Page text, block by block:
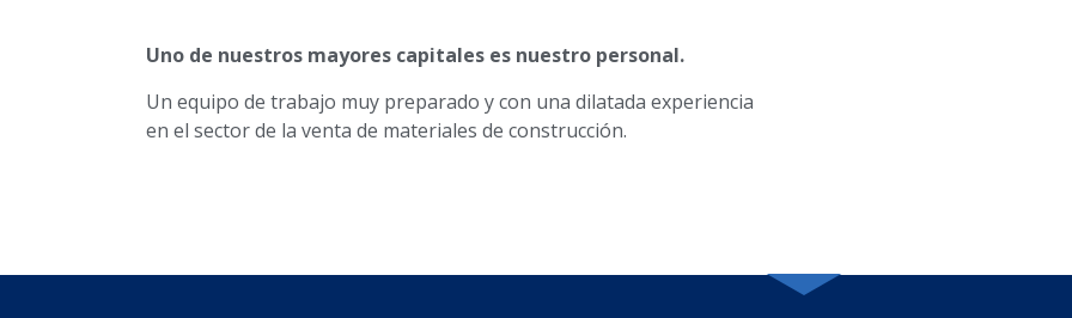
Uno de nuestros mayores capitales es nuestro personal.
Un equipo de trabajo muy preparado y con una dilatada experiencia
en el sector de la venta de materiales de construcción.